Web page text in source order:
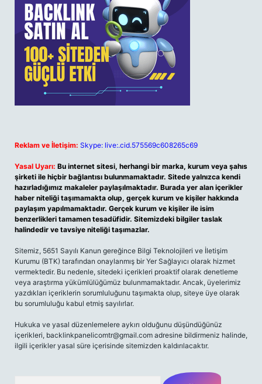
Reklam ve İletişim: Skype: live:.cid.575569c608265c69
Yasal Uyarı: Bu internet sitesi, herhangi bir marka, kurum veya şahıs
şirketi ile hiçbir bağlantısı bulunmamaktadır. Sitede yalnızca kendi
hazırladığımız makaleler paylaşılmaktadır. Burada yer alan içerikler
haber niteliği taşımamakta olup, gerçek kurum ve kişiler hakkında
paylaşım yapılmamaktadır. Gerçek kurum ve kişiler ile isim
benzerlikleri tamamen tesadüfidir. Sitemizdeki bilgiler taslak
halindedir ve tavsiye niteliği taşımazlar.
Sitemiz, 5651 Sayılı Kanun gereğince Bilgi Teknolojileri ve İletişim
Kurumu (BTK) tarafından onaylanmış bir Yer Sağlayıcı olarak hizmet
vermektedir. Bu nedenle, sitedeki içerikleri proaktif olarak denetleme
veya araştırma yükümlülüğümüz bulunmamaktadır. Ancak, üyelerimiz
yazdıkları içeriklerin sorumluluğunu taşımakta olup, siteye üye olarak
bu sorumluluğu kabul etmiş sayılırlar.
Hukuka ve yasal düzenlemelere aykırı olduğunu düşündüğünüz
içerikleri, backlinkpanelicomtr@gmail.com adresine bildirmeniz halinde,
ilgili içerikler yasal süre içerisinde sitemizden kaldırılacaktır.